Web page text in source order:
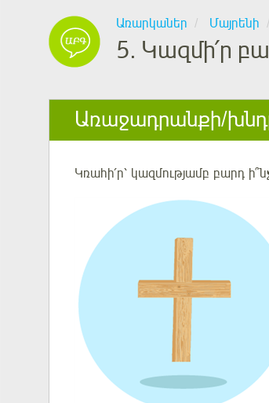
Առարկաներ Մայրենի
5. Կազմի՛ր
Առաջադրանքի/
Կռահի՛ր՝ կազմությամբ բարդ